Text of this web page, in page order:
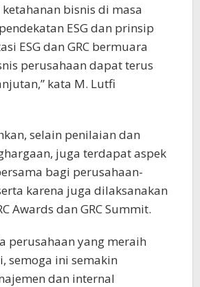
bisnis di masa
ESG dan prinsip
ESG dan GRC bermuara
perusahaan dapat terus
kata M. Lutfi
selain penilaian dan
juga terdapat aspek
bagi perusahaan-
karena juga dilaksanakan
Awards dan GRC Summit.
perusahaan yang meraih
semoga ini semakin
dan internal